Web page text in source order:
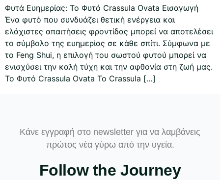
Φυτά Ευημερίας: Το Φυτό Crassula Ovata Εισαγωγή
Ένα φυτό που συνδυάζει θετική ενέργεια και
ελάχιστες απαιτήσεις φροντίδας μπορεί να αποτελέσει
το σύμβολο της ευημερίας σε κάθε σπίτι. Σύμφωνα με
το Feng Shui, η επιλογή του σωστού φυτού μπορεί να
ενισχύσει την καλή τύχη και την αφθονία στη ζωή μας.
Το Φυτό Crassula Ovata Το Crassula […]
Κάνε εγγραφή στο newsletter για να λαμβάνεις
πρώτος νέα γύρω από την υγεία.
Follow the Journey